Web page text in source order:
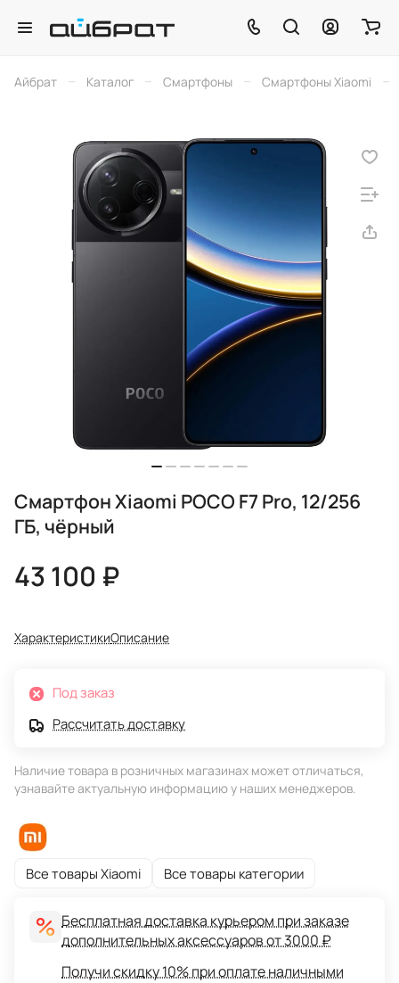
Айбрат – Каталог – Смартфоны – Смартфоны Xiaomi –
Смартфон Xiaomi POCO F7 Pro, 12/256
ГБ, чёрный
43 100 ₽
ХарактеристикиОписание
Под заказ
Рассчитать доставку
Наличие товара в розничных магазинах может отличаться,
узнавайте актуальную информацию у наших менеджеров.
Все товары Xiaomi Все товары категории
Бесплатная доставка курьером при заказе
дополнительных аксессуаров от 3000 ₽
Получи скидку 10% при оплате наличными